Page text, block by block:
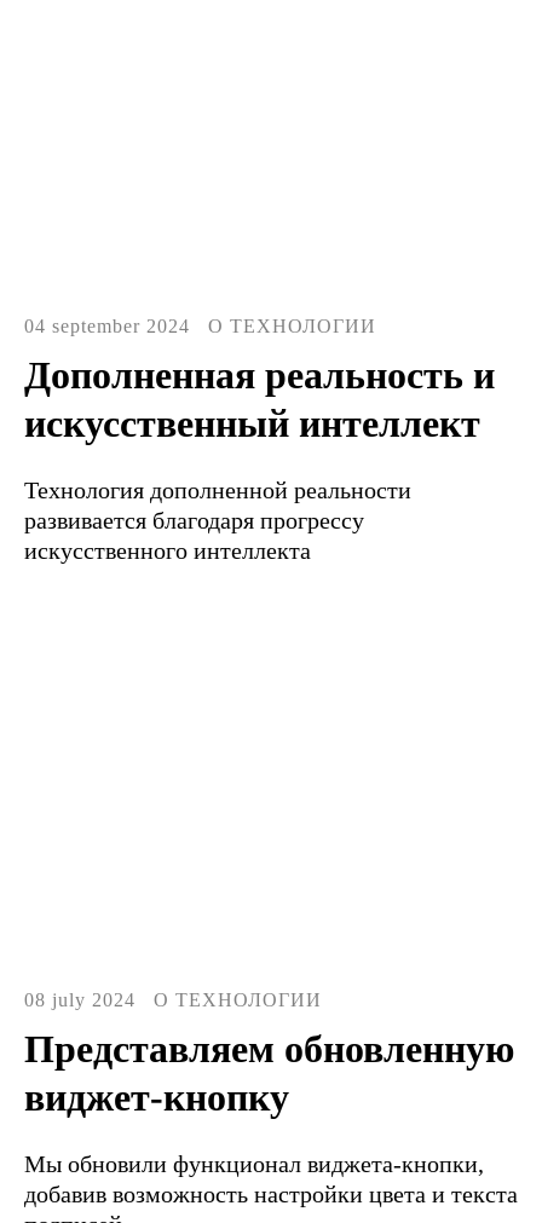
04 september 2024 О ТЕХНОЛОГИИ
Дополненная реальность и
искусственный интеллект
Технология дополненной реальности
развивается благодаря прогрессу
искусственного интеллекта
08 july 2024 О ТЕХНОЛОГИИ
Представляем обновленную
виджет-кнопку
Мы обновили функционал виджета-кнопки,
добавив возможность настройки цвета и текста